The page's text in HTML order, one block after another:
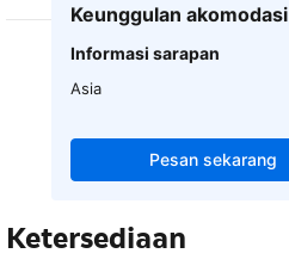
Keunggulan akomodasi
Informasi sarapan
Asia
Pesan sekarang
Ketersediaan